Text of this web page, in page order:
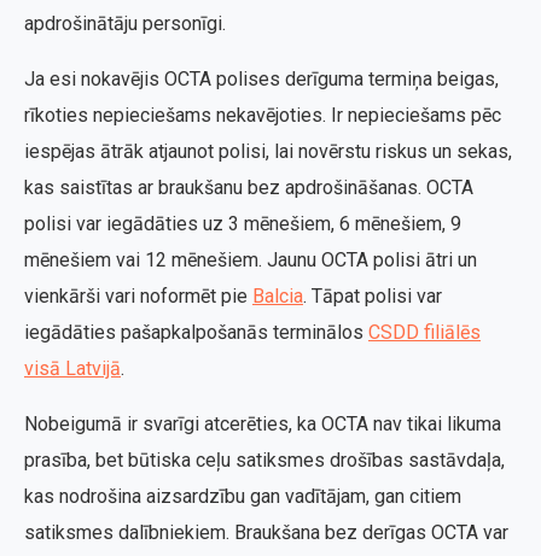
apdrošinātāju personīgi.
Ja esi nokavējis OCTA polises derīguma termiņa beigas,
rīkoties nepieciešams nekavējoties. Ir nepieciešams pēc
iespējas ātrāk atjaunot polisi, lai novērstu riskus un sekas,
kas saistītas ar braukšanu bez apdrošināšanas. OCTA
polisi var iegādāties uz 3 mēnešiem, 6 mēnešiem, 9
mēnešiem vai 12 mēnešiem. Jaunu OCTA polisi ātri un
vienkārši vari noformēt pie Balcia. Tāpat polisi var
iegādāties pašapkalpošanās terminālos CSDD filiālēs
visā Latvijā.
Nobeigumā ir svarīgi atcerēties, ka OCTA nav tikai likuma
prasība, bet būtiska ceļu satiksmes drošības sastāvdaļa,
kas nodrošina aizsardzību gan vadītājam, gan citiem
satiksmes dalībniekiem. Braukšana bez derīgas OCTA var